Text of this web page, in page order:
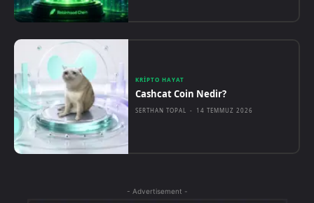
KRIPTO HAYAT
Cashcat Coin Nedir?
SERTHAN TOPAL - 14 TEMMUZ 2026
- Advertisement -